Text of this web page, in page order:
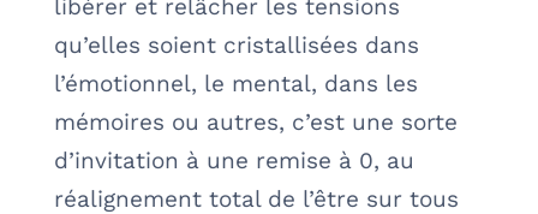
libérer et relâcher les tensions
qu’elles soient cristallisées dans
l’émotionnel, le mental, dans les
mémoires ou autres, c’est une sorte
d’invitation à une remise à 0, au
réalignement total de l’être sur tous